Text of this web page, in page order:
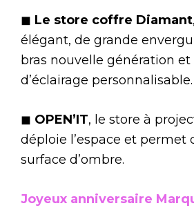
◼ Le store coffre Diamant
élégant, de grande
bras nouvelle génération
d’éclairage personnalisable.
◼ OPEN’IT, le store à
déploie l’espace et permet
surface d’ombre.
Joyeux anniversaire